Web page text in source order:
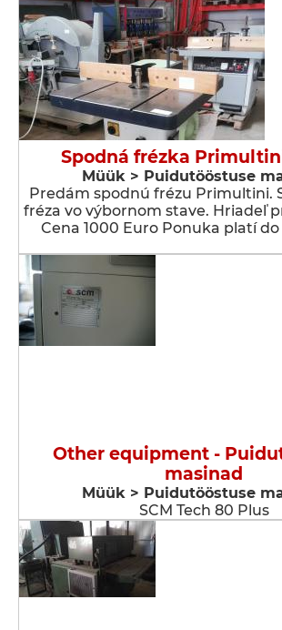
Spodná frézka
Müük > Puidutööstuse
Predám spodnú frézu Primultini.
fréza vo výbornom stave. Hriadeľ
Cena 1000 Euro Ponuka platí
Other equipment -
masinad
Müük > Puidutööstuse
SCM Tech 80 Plus